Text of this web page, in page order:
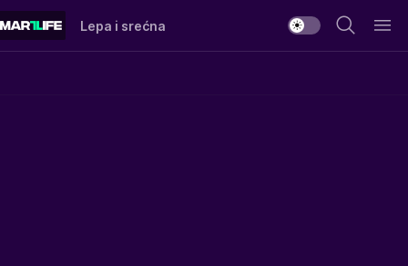
Lepa i srećna